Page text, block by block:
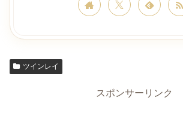
ツインレイ
スポンサーリンク